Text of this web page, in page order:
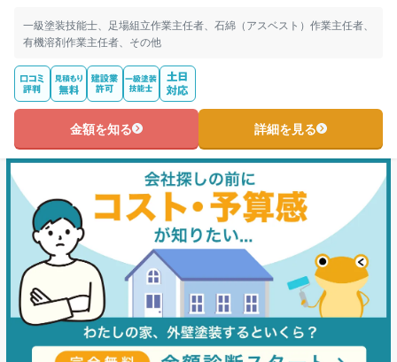
一級塗装技能士、足場組立作業主任者、石綿（アスベスト）作業主任者、
有機溶剤作業主任者、その他
金額を知る 詳細を見る